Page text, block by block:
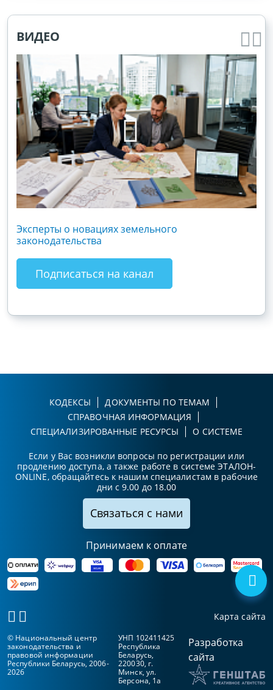
ВИДЕО
Эксперты о новациях земельного
законодательства
Подписаться на канал
КОДЕКСЫ
ДОКУМЕНТЫ ПО ТЕМАМ
СПРАВОЧНАЯ ИНФОРМАЦИЯ
СПЕЦИАЛИЗИРОВАННЫЕ РЕСУРСЫ
О СИСТЕМЕ
Если у Вас возникли вопросы по регистрации или
продлению доступа, а также работе в системе ЭТАЛОН-
ONLINE, обращайтесь к нашим специалистам в рабочие
дни с 9.00 до 18.00
Связаться с нами
Принимаем к оплате
Карта сайта
© Национальный центр
законодательства и
правовой информации
Республики Беларусь, 2006-
2026
УНП 102411425
Республика
Беларусь,
220030, г.
Минск, ул.
Берсона, 1а
Разработка
сайта